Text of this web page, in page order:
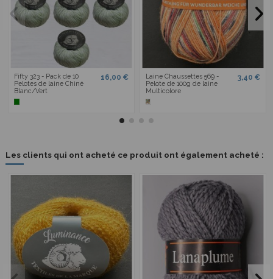
Fifty 323 - Pack de 10
Pelotes de laine Chiné
Blanc/Vert
16,00 €
Laine Chaussettes 569 -
Pelote de 100g de laine
Multicolore
3,40 €
Les clients qui ont acheté ce produit ont également acheté :